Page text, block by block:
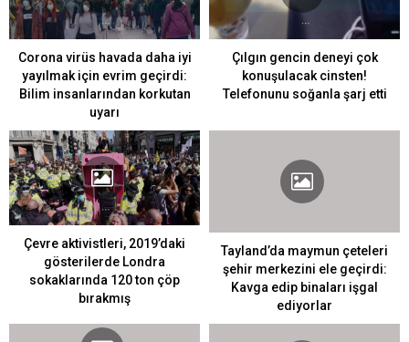
Corona virüs havada daha iyi
yayılmak için evrim geçirdi:
Bilim insanlarından korkutan
uyarı
Çılgın gencin deneyi çok
konuşulacak cinsten!
Telefonunu soğanla şarj etti
Çevre aktivistleri, 2019’daki
gösterilerde Londra
sokaklarında 120 ton çöp
bırakmış
Tayland’da maymun çeteleri
şehir merkezini ele geçirdi:
Kavga edip binaları işgal
ediyorlar